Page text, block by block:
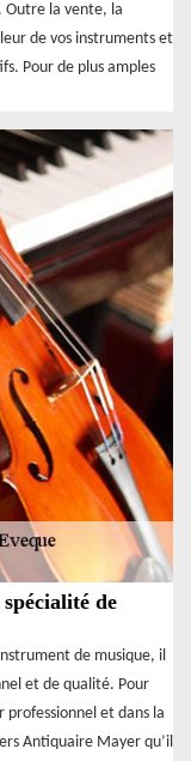
Outre la vente, la
de vos instruments et
Pour de plus amples
de
de musique, il
et de qualité. Pour
professionnel et dans la
Antiquaire Mayer qu’il